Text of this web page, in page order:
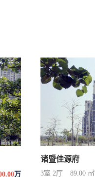
万
诸暨佳源府
3室 2厅 89.00 ㎡